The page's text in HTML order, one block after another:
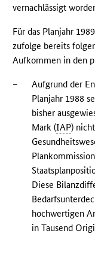
vernachlässigt
Für das Planjahr
zufolge bereits
Aufkommen in den
–
Aufgrund der
Planjahr 1988
bisher
Mark (IAP)
Diese
hochwertigen
in Tausend